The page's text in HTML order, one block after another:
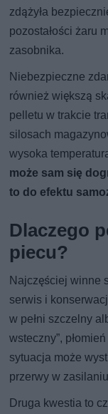
zdążyła
pozostałości żaru
zasobnika.
Niebezpieczne
również większą
pelletu w trakcie
silosach
wysoka
może sam się
to do efektu
Dlaczego
piecu?
Najczęściej winne
serwis i
w pełni szczelny
wsteczny”,
sytuacja może
przerwy w
Druga kwestia to